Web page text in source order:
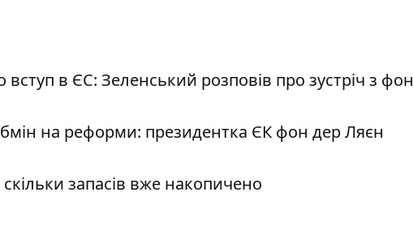
в ЄС: Зеленський розповів про зустріч з фон
на реформи: президентка ЄК фон дер Ляєн
запасів вже накопичено